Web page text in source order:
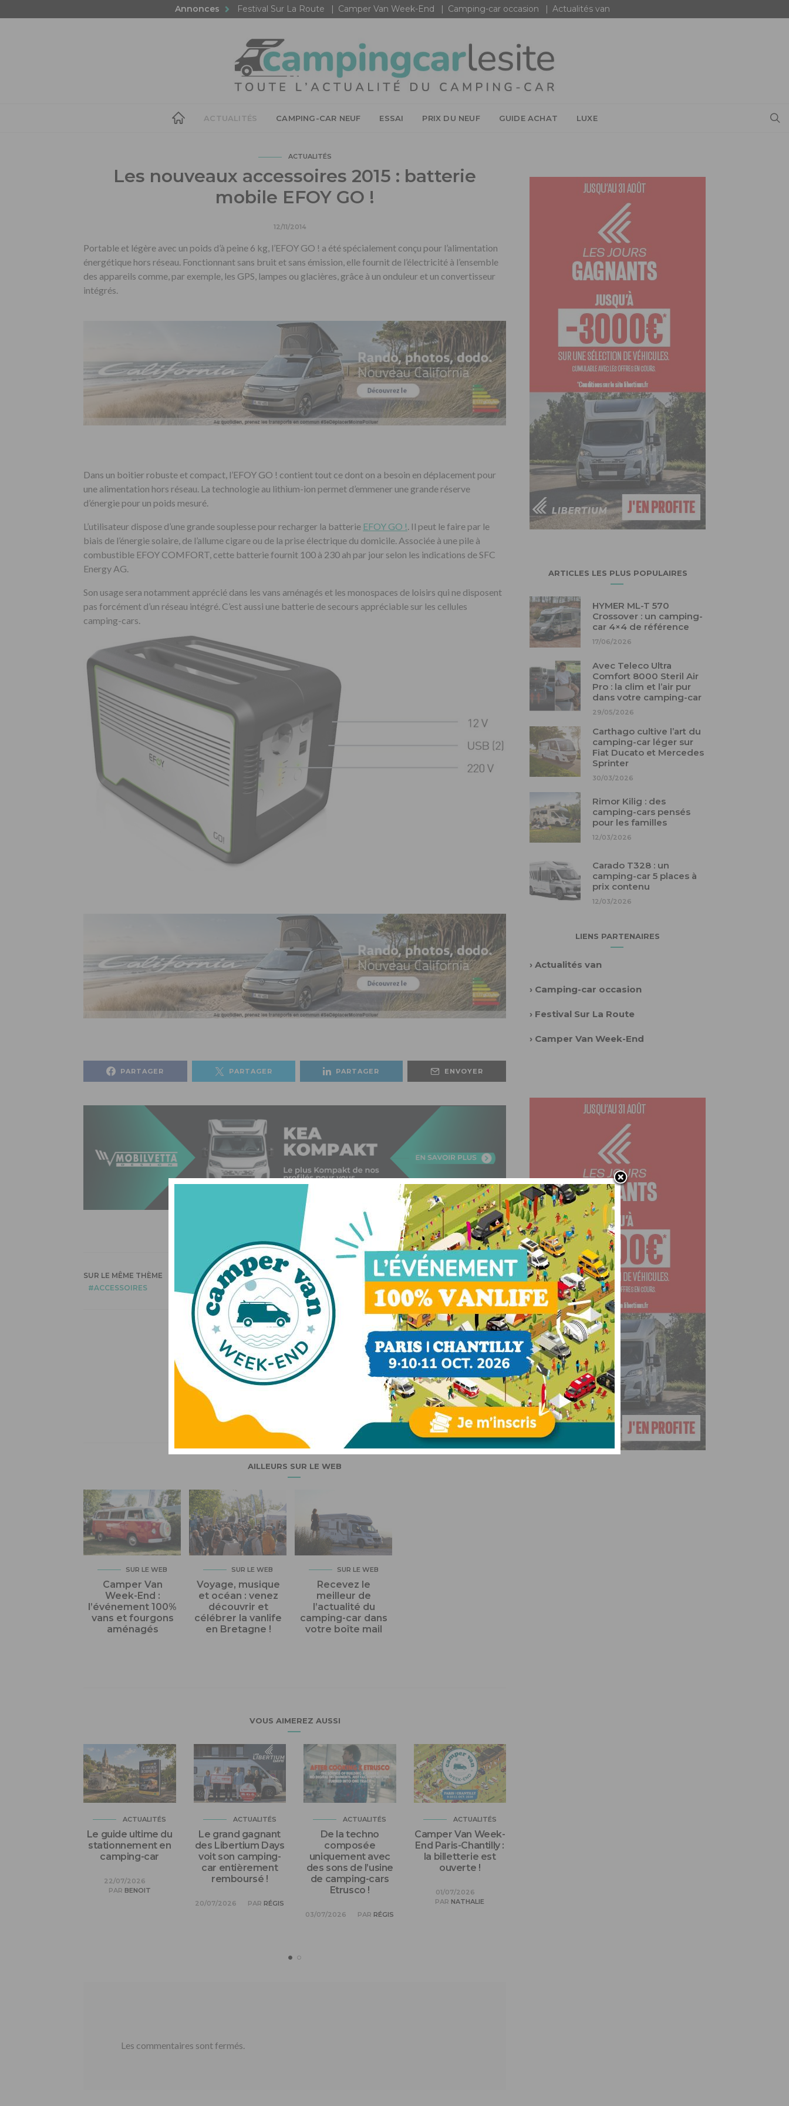
Annonces Festival Sur La Route Camper Van Week-End Camping-car occasion Actualités van
ACTUALITÉS CAMPING-CAR NEUF ESSAI PRIX DU NEUF GUIDE ACHAT LUXE
ACTUALITÉS
Les nouveaux accessoires 2015 : batterie
mobile EFOY GO !
12/11/2014
Portable et légère avec un poids d’à peine 6 kg, l’EFOY GO ! a été spécialement conçu pour l’alimentation
énergétique hors réseau. Fonctionnant sans bruit et sans émission, elle fournit de l’électricité à l’ensemble
des appareils comme, par exemple, les GPS, lampes ou glacières, grâce à un onduleur et un convertisseur
intégrés.
Dans un boitier robuste et compact, l’EFOY GO ! contient tout ce dont on a besoin en déplacement pour
une alimentation hors réseau. La technologie au lithium-ion permet d’emmener une grande réserve
d’énergie pour un poids mesuré.
L’utilisateur dispose d’une grande souplesse pour recharger la batterie EFOY GO !. Il peut le faire par le
biais de l’énergie solaire, de l’allume cigare ou de la prise électrique du domicile. Associée à une pile à
combustible EFOY COMFORT, cette batterie fournit 100 à 230 ah par jour selon les indications de SFC
Energy AG.
Son usage sera notamment apprécié dans les vans aménagés et les monospaces de loisirs qui ne disposent
pas forcément d’un réseau intégré. C’est aussi une batterie de secours appréciable sur les cellules
camping-cars.
PARTAGER PARTAGER PARTAGER ENVOYER
SUR LE MÊME THÈME
ACCESSOIRES
AILLEURS SUR LE WEB
SUR LE WEB
Camper Van
Week-End :
l’événement 100%
vans et fourgons
aménagés
SUR LE WEB
Voyage, musique
et océan : venez
découvrir et
célébrer la vanlife
en Bretagne !
SUR LE WEB
Recevez le
meilleur de
l’actualité du
camping-car dans
votre boîte mail
VOUS AIMEREZ AUSSI
ACTUALITÉS
Le guide ultime du
stationnement en
camping-car
22/07/2026
PAR BENOIT
ACTUALITÉS
Le grand gagnant
des Libertium Days
voit son camping-
car entièrement
remboursé !
20/07/2026 PAR RÉGIS
ACTUALITÉS
De la techno
composée
uniquement avec
des sons de l’usine
de camping-cars
Etrusco !
03/07/2026 PAR RÉGIS
ACTUALITÉS
Camper Van Week-
End Paris-Chantilly :
la billetterie est
ouverte !
01/07/2026
PAR NATHALIE
Les commentaires sont fermés.
ARTICLES LES PLUS POPULAIRES
HYMER ML-T 570
Crossover : un camping-
car 4×4 de référence
17/06/2026
Avec Teleco Ultra
Comfort 8000 Steril Air
Pro : la clim et l’air pur
dans votre camping-car
29/05/2026
Carthago cultive l’art du
camping-car léger sur
Fiat Ducato et Mercedes
Sprinter
30/03/2026
Rimor Kilig : des
camping-cars pensés
pour les familles
12/03/2026
Carado T328 : un
camping-car 5 places à
prix contenu
12/03/2026
LIENS PARTENAIRES
› Actualités van
› Camping-car occasion
› Festival Sur La Route
› Camper Van Week-End